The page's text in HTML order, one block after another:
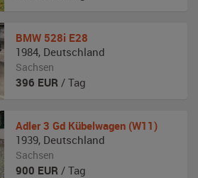
BMW 528i E28
1984, Deutschland
Sachsen
396 EUR / Tag
Adler 3 Gd Kübelwagen (W11)
1939, Deutschland
Sachsen
900 EUR / Tag